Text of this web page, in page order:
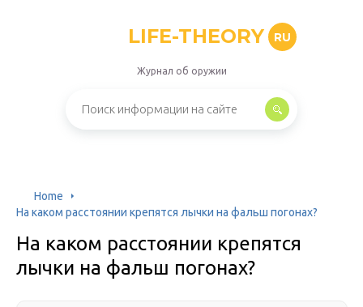
LIFE-THEORY RU
Журнал об оружии
Home
На каком расстоянии крепятся лычки на фальш погонах?
На каком расстоянии крепятся
лычки на фальш погонах?